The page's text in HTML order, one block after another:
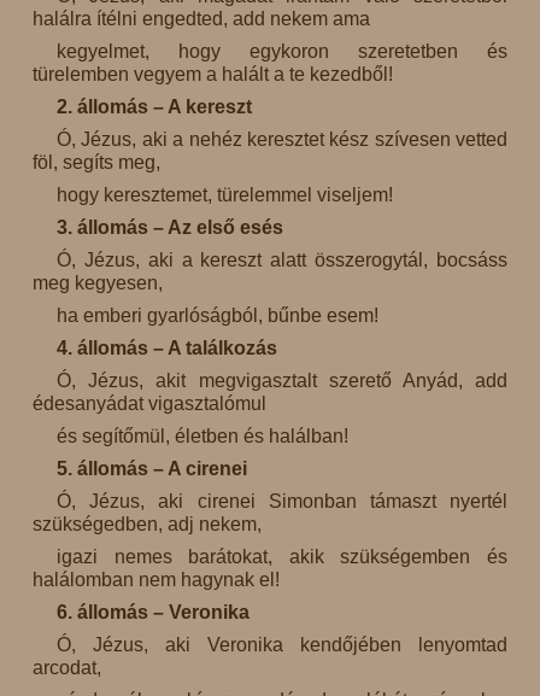
halálra ítélni engedted, add nekem ama
kegyelmet, hogy egykoron szeretetben és
türelemben vegyem a halált a te kezedből!
2. állomás – A kereszt
Ó, Jézus, aki a nehéz keresztet kész szívesen vetted
föl, segíts meg,
hogy keresztemet, türelemmel viseljem!
3. állomás – Az első esés
Ó, Jézus, aki a kereszt alatt összerogytál, bocsáss
meg kegyesen,
ha emberi gyarlóságból, bűnbe esem!
4. állomás – A találkozás
Ó, Jézus, akit megvigasztalt szerető Anyád, add
édesanyádat vigasztalómul
és segítőmül, életben és halálban!
5. állomás – A cirenei
Ó, Jézus, aki cirenei Simonban támaszt nyertél
szükségedben, adj nekem,
igazi nemes barátokat, akik szükségemben és
halálomban nem hagynak el!
6. állomás – Veronika
Ó, Jézus, aki Veronika kendőjében lenyomtad
arcodat,